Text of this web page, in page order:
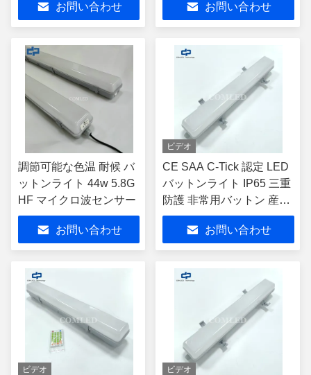
お問い合わせ
お問い合わせ
調節可能な色温 耐候 バ
ットンライト 44w 5.8G
HF マイクロ波センサー
お問い合わせ
ビデオ
CE SAA C-Tick 認定 LED
バットンライト IP65 三重
防護 非常用バットン 産業
用耐候 バットン 駐車場 倉
庫 トンネル用灯具
お問い合わせ
ビデオ ビデオ